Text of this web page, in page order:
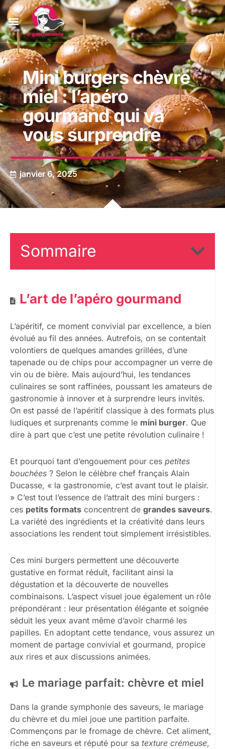
Mini burgers chèvre
miel : l’apéro
gourmand qui va
vous surprendre
janvier 6, 2025
Sommaire
L’art de l’apéro gourmand
L’apéritif, ce moment convivial par excellence, a bien
évolué au fil des années. Autrefois, on se contentait
volontiers de quelques amandes grillées, d’une
tapenade ou de chips pour accompagner un verre de
vin ou de bière. Mais aujourd’hui, les tendances
culinaires se sont raffinées, poussant les amateurs de
gastronomie à innover et à surprendre leurs invités.
On est passé de l’apéritif classique à des formats plus
ludiques et surprenants comme le mini burger. Que
dire à part que c’est une petite révolution culinaire !
Et pourquoi tant d’engouement pour ces petites
bouchées ? Selon le célèbre chef français Alain
Ducasse, « la gastronomie, c’est avant tout le plaisir.
» C’est tout l’essence de l’attrait des mini burgers :
ces petits formats concentrent de grandes saveurs.
La variété des ingrédients et la créativité dans leurs
associations les rendent tout simplement irrésistibles.
Ces mini burgers permettent une découverte
gustative en format réduit, facilitant ainsi la
dégustation et la découverte de nouvelles
combinaisons. L’aspect visuel joue également un rôle
prépondérant : leur présentation élégante et soignée
séduit les yeux avant même d’avoir charmé les
papilles. En adoptant cette tendance, vous assurez un
moment de partage convivial et gourmand, propice
aux rires et aux discussions animées.
Le mariage parfait: chèvre et miel
Dans la grande symphonie des saveurs, le mariage
du chèvre et du miel joue une partition parfaite.
Commençons par le fromage de chèvre. Cet aliment,
riche en saveurs et réputé pour sa texture crémeuse,